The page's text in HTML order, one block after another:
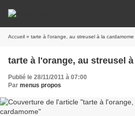
Accueil » tarte à l'orange, au streusel à la cardamome
tarte à l'orange, au streusel
Publié le 28/11/2011 à 07:00
Par menus propos